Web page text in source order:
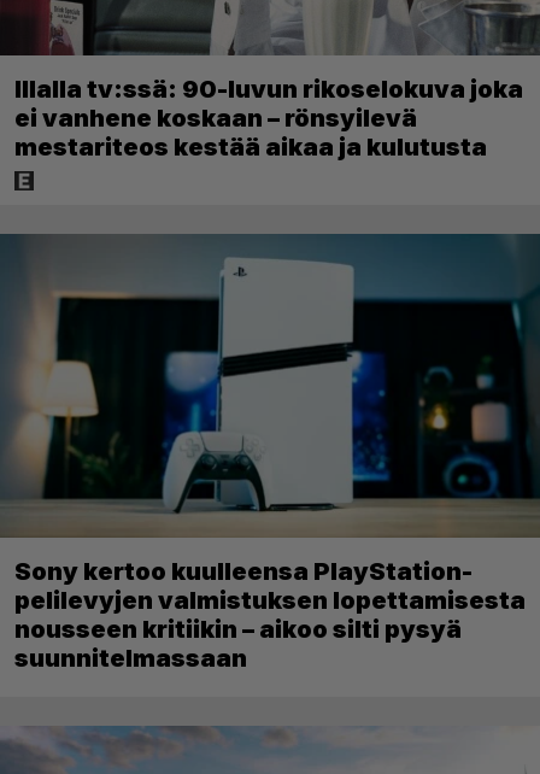
Illalla tv:ssä: 90-luvun rikoselokuva joka
ei vanhene koskaan – rönsyilevä
mestariteos kestää aikaa ja kulutusta
Sony kertoo kuulleensa PlayStation-
pelilevyjen valmistuksen lopettamisesta
nousseen kritiikin – aikoo silti pysyä
suunnitelmassaan